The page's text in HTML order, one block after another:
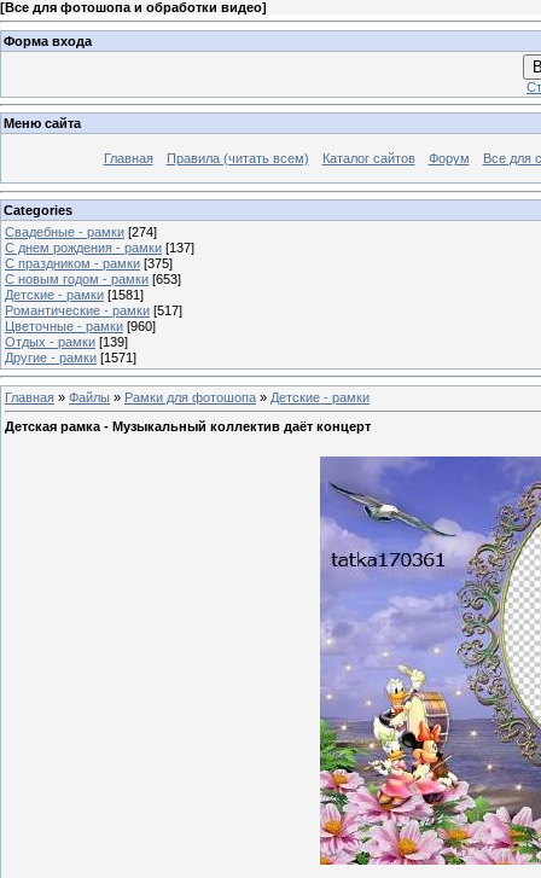
[Все для фотошопа и обработки видео]
Форма входа
Меню сайта
Главная Правила (читать всем) Каталог сайтов Форум Все для
Categories
Свадебные - рамки [274]
С днем рождения - рамки [137]
С праздником - рамки [375]
С новым годом - рамки [653]
Детские - рамки [1581]
Романтические - рамки [517]
Цветочные - рамки [960]
Отдых - рамки [139]
Другие - рамки [1571]
Главная » Файлы » Рамки для фотошопа » Детские - рамки
Детская рамка - Музыкальный коллектив даёт концерт